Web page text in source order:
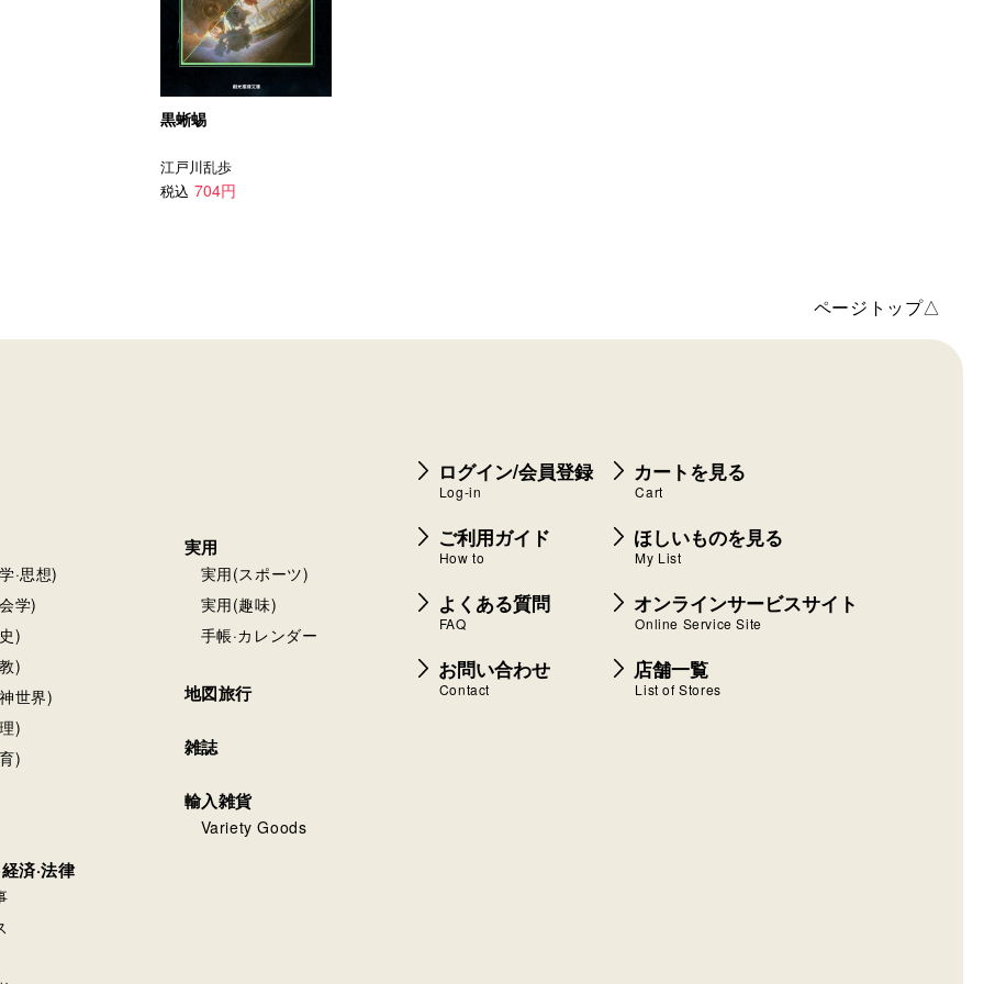
黒蜥蜴
江戸川乱歩
税込 704円
ページトップ△
·思想)
学)
)
)
世界)
)
)
済·法律
実用
実用(スポーツ)
実用(趣味)
手帳·カレンダー
地図旅行
雑誌
輸入雑貨
Variety Goods
ログイン/会員登録
Log-in
カートを見る
Cart
ご利用ガイド
How to
ほしいものを見る
My List
よくある質問
FAQ
オンラインサービスサイト
Online Service Site
お問い合わせ
Contact
店舗一覧
List of Stores